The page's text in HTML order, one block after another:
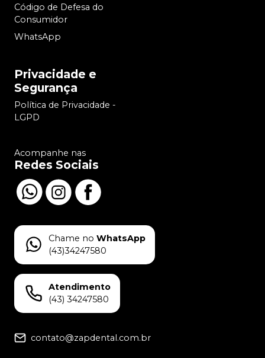
Código de Defesa do
Consumidor
WhatsApp
Privacidade e
Segurança
Política de Privacidade -
LGPD
Acompanhe nas
Redes Sociais
Chame no WhatsApp
(43)34247580
Atendimento
(43) 34247580
contato@zapdental.com.br